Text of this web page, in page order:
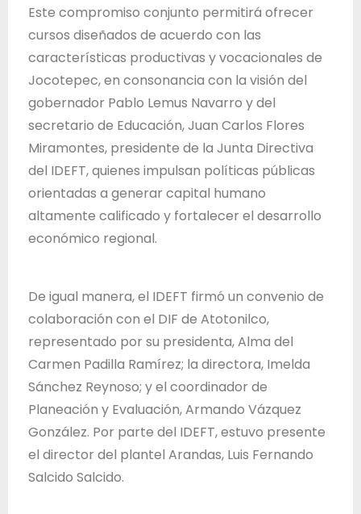
o
Este compromiso conjunto permitirá ofrecer
cursos diseñados de acuerdo con las
características productivas y vocacionales de
Jocotepec, en consonancia con la visión del
gobernador Pablo Lemus Navarro y del
secretario de Educación, Juan Carlos Flores
Miramontes, presidente de la Junta Directiva
del IDEFT, quienes impulsan políticas públicas
orientadas a generar capital humano
altamente calificado y fortalecer el desarrollo
económico regional.
De igual manera, el IDEFT firmó un convenio de
colaboración con el DIF de Atotonilco,
representado por su presidenta, Alma del
Carmen Padilla Ramírez; la directora, Imelda
Sánchez Reynoso; y el coordinador de
Planeación y Evaluación, Armando Vázquez
González. Por parte del IDEFT, estuvo presente
el director del plantel Arandas, Luis Fernando
Salcido Salcido.